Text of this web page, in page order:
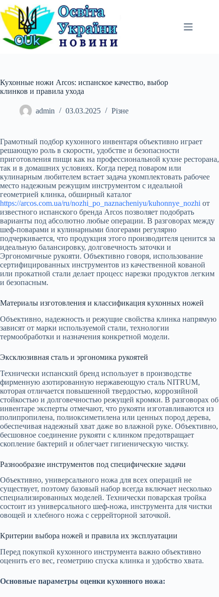
Перейти
до
вмісту
Кухонные ножи Arcos: испанское качество, выбор
клинков и правила ухода
admin 03.03.2025 Різне
Грамотный подбор кухонного инвентаря объективно играет
решающую роль в скорости, удобстве и безопасности
приготовления пищи как на профессиональной кухне ресторана,
так и в домашних условиях. Когда перед поваром или
кулинарным любителем встает задача укомплектовать рабочее
место надежным режущим инструментом с идеальной
геометрией клинка, обширный каталог
https://arcos.com.ua/ru/nozhi_po_naznacheniyu/kuhonnye_nozhi от
известного испанского бренда Arcos позволяет подобрать
варианты под абсолютно любые операции. В разговорах между
шеф-поварами и кулинарными блогерами регулярно
подчеркивается, что продукция этого производителя ценится за
идеальную балансировку, долговечность заточки и
Эргономичные рукояти. Объективно говоря, использование
сертифицированных инструментов из качественной кованой
или прокатной стали делает процесс нарезки продуктов легким
и безопасным.
Материалы изготовления и классификация кухонных ножей
Объективно, надежность и режущие свойства клинка напрямую
зависят от марки используемой стали, технологии
термообработки и назначения конкретной модели.
Эксклюзивная сталь и эргономика рукоятей
Технически испанский бренд использует в производстве
фирменную азотированную нержавеющую сталь NITRUM,
которая отличается повышенной твердостью, коррозийной
стойкостью и долговечностью режущей кромки. В разговорах об
инвентаре эксперты отмечают, что рукояти изготавливаются из
полипропилена, полиоксиметилена или ценных пород дерева,
обеспечивая надежный хват даже во влажной руке. Объективно,
бесшовное соединение рукояти с клинком предотвращает
скопление бактерий и облегчает гигиеническую чистку.
Разнообразие инструментов под специфические задачи
Объективно, универсального ножа для всех операций не
существует, поэтому базовый набор всегда включает несколько
специализированных моделей. Технически поварская тройка
состоит из универсального шеф-ножа, инструмента для чистки
овощей и хлебного ножа с серрейторной заточкой.
Критерии выбора ножей и правила их эксплуатации
Перед покупкой кухонного инструмента важно объективно
оценить его вес, геометрию спуска клинка и удобство хвата.
Основные параметры оценки кухонного ножа: